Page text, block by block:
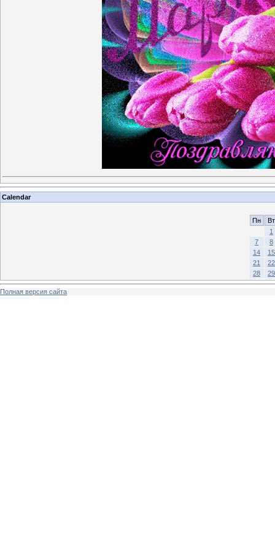
Calendar
Пн
Вт
1
7
8
14
15
21
22
28
29
Полная версия сайта